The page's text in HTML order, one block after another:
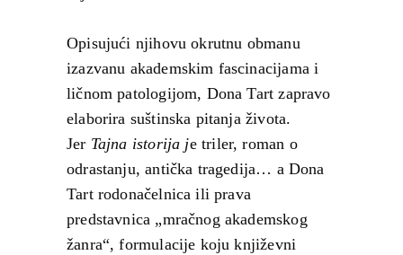
Opisujući njihovu okrutnu obmanu
izazvanu akademskim fascinacijama i
ličnom patologijom, Dona Tart zapravo
elaborira suštinska pitanja života.
Jer Tajna istorija je triler, roman o
odrastanju, antička tragedija… a Dona
Tart rodonačelnica ili prava
predstavnica „mračnog akademskog
žanra“, formulacije koju književni